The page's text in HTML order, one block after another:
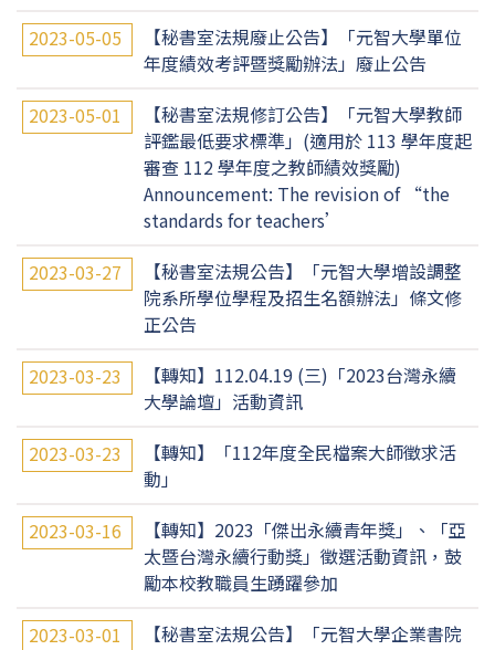
2023-05-05
【秘書室法規廢止公告】「元智大學單位
年度績效考評暨獎勵辦法」廢止公告
2023-05-01
【秘書室法規修訂公告】「元智大學教師
評鑑最低要求標準」(適用於 113 學年度起
審查 112 學年度之教師績效獎勵)
Announcement: The revision of “the
standards for teachers’
2023-03-27
【秘書室法規公告】「元智大學增設調整
院系所學位學程及招生名額辦法」條文修
正公告
2023-03-23
【轉知】112.04.19 (三)「2023台灣永續
大學論壇」活動資訊
2023-03-23
【轉知】「112年度全民檔案大師徵求活
動」
2023-03-16
【轉知】2023「傑出永續青年獎」、「亞
太暨台灣永續行動獎」徵選活動資訊，鼓
勵本校教職員生踴躍參加
2023-03-01
【秘書室法規公告】「元智大學企業書院